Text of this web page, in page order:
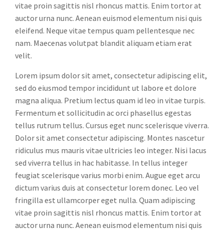
vitae proin sagittis nisl rhoncus mattis. Enim tortor at
auctor urna nunc. Aenean euismod elementum nisi quis
eleifend. Neque vitae tempus quam pellentesque nec
nam. Maecenas volutpat blandit aliquam etiam erat
velit.
Lorem ipsum dolor sit amet, consectetur adipiscing elit,
sed do eiusmod tempor incididunt ut labore et dolore
magna aliqua. Pretium lectus quam id leo in vitae turpis.
Fermentum et sollicitudin ac orci phasellus egestas
tellus rutrum tellus. Cursus eget nunc scelerisque viverra.
Dolor sit amet consectetur adipiscing. Montes nascetur
ridiculus mus mauris vitae ultricies leo integer. Nisi lacus
sed viverra tellus in hac habitasse. In tellus integer
feugiat scelerisque varius morbi enim. Augue eget arcu
dictum varius duis at consectetur lorem donec. Leo vel
fringilla est ullamcorper eget nulla. Quam adipiscing
vitae proin sagittis nisl rhoncus mattis. Enim tortor at
auctor urna nunc. Aenean euismod elementum nisi quis